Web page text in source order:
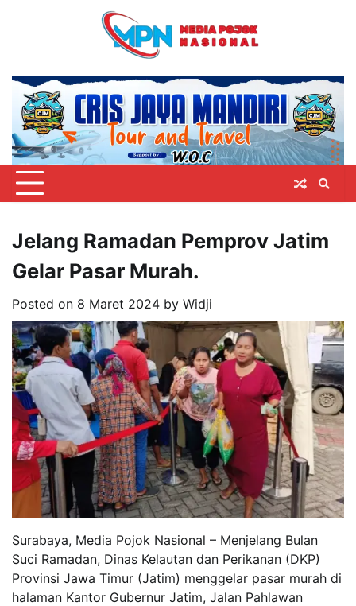
Jelang Ramadan Pemprov Jatim
Gelar Pasar Murah.
Posted on 8 Maret 2024 by Widji
Surabaya, Media Pojok Nasional – Menjelang Bulan
Suci Ramadan, Dinas Kelautan dan Perikanan (DKP)
Provinsi Jawa Timur (Jatim) menggelar pasar murah di
halaman Kantor Gubernur Jatim, Jalan Pahlawan